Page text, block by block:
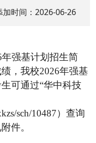
加时间：2026-06-26
年强基计划招生简
，我校2026年强基
可通过“华中科技
sch/10487）查询
件。